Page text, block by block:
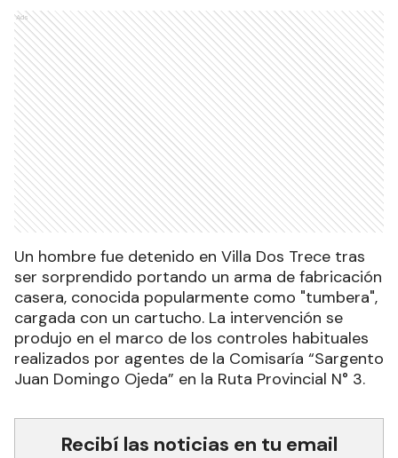
Ads
Un hombre fue detenido en Villa Dos Trece tras
ser sorprendido portando un arma de fabricación
casera, conocida popularmente como "tumbera",
cargada con un cartucho. La intervención se
produjo en el marco de los controles habituales
realizados por agentes de la Comisaría “Sargento
Juan Domingo Ojeda” en la Ruta Provincial N° 3.
Recibí las noticias en tu email